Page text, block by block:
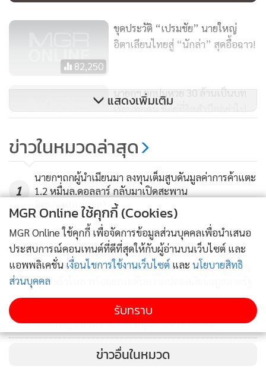
82,250
ขุดประวัติ “เปรมชัย” นายใหญ่
อิตาเลียนไทยสู่ “นักล่า” สุดอื้อฉาว!
นายกฯ ยกปมหวย 30 ล้านเป็นบท
เรียนทุกคน ชี้อยู่ที่จิตสำนึกอย่าไป
8,620
โซเชียลฯ แห่แชร์ ศิลปินวาดรูป
เสือดำมีรอยกระสุนที่หัว ทับโลโก้
อิตาเลียนไทย
แสดงเพิ่มเติม
ข่าวในหมวดล่าสุด
1
นายกฯถกผู้นำเมียนมา ลงทุนเต็มสูบดันมูลค่าการค้าแตะ
1.2 หมื่นล.ดอลลาร์ กลับมาเปิดสะพาน
มิตรภาพ(แม่สอด)
2
3
นายกฯ เร่งสาวหาต้นตอเอาผิดผู้เกี่ยวข้อง ทำข้อมูลส่วน
บุคคลรั่วไหล พร้อมยกระดับความปลอดภัยข้อมูลภาครัฐ
ปธ.วุฒิฯเตรียมรับ "มิน ออง ไลง์" สานสัมพันธ์นิติบัญญัติ
แก้อาชญากรรมข้ามชาติ หนุนการค้าชายแดน
ข่าวอื่นในหมวด
MGR Online ใช้คุกกี้ (Cookies)
MGR Online ใช้คุกกี้ เพื่อจัดการข้อมูลส่วนบุคคลเพื่อนำเสนอ
ประสบการณ์คอนเทนต์ที่ดีที่สุดให้กับผู้อ่านบนเว็บไซต์ และ
แอพพลิเคชั่น เงื่อนไขการใช้งานเว็บไซต์ และ นโยบายสิทธิ
ส่วนบุคคล
รับทราบ